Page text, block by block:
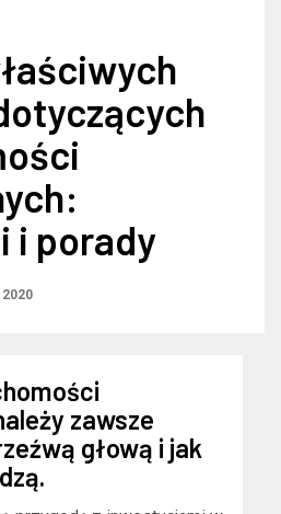
i porady
2020
zawsze
głową i jak